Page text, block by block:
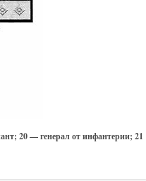
20 — генерал от инфантерии; 21